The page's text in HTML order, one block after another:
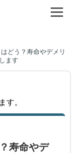
どう？寿命やデメリ
ます
す。
寿命やデ